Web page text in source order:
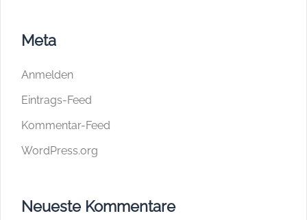
Meta
Anmelden
Eintrags-Feed
Kommentar-Feed
WordPress.org
Neueste Kommentare